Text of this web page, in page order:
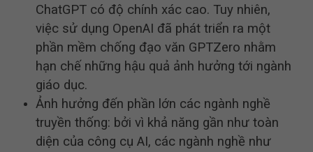
ChatGPT có độ chính xác cao. Tuy nhiên,
việc sử dụng OpenAI đã phát triển ra một
phần mềm chống đạo văn GPTZero nhằm
hạn chế những hậu quả ảnh hưởng tới ngành
giáo dục.
Ảnh hưởng đến phần lớn các ngành nghề
truyền thống: bởi vì khả năng gần như toàn
diện của công cụ AI, các ngành nghề như